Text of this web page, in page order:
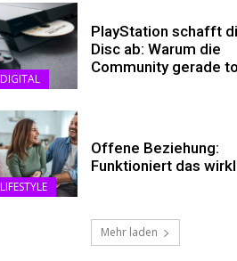
DIGITAL
PlayStation schafft
Disc ab: Warum die
Community gerade
LIFESTYLE
Offene Beziehung:
Funktioniert das
Mehr laden